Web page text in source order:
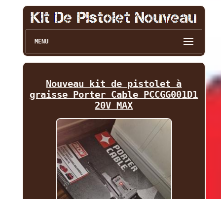
MENU
Nouveau kit de pistolet à
graisse Porter Cable PCCGG001D1
20V MAX